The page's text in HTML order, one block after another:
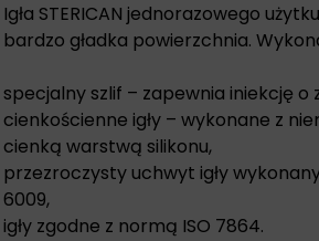
Igła STERICAN jednorazowego
bardzo gładka powierzchnia.
specjalny szlif – zapewnia iniekcję
cienkościenne igły – wykonane z
cienką warstwą silikonu,
przezroczysty uchwyt igły
6009,
igły zgodne z normą ISO 7864.